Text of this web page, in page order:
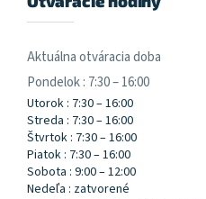
Aktuálna otváracia doba
Pondelok : 7:30 – 16:00
Utorok : 7:30 – 16:00
Streda : 7:30 – 16:00
Štvrtok : 7:30 – 16:00
Piatok : 7:30 – 16:00
Sobota : 9:00 – 12:00
Nedeľa : zatvorené